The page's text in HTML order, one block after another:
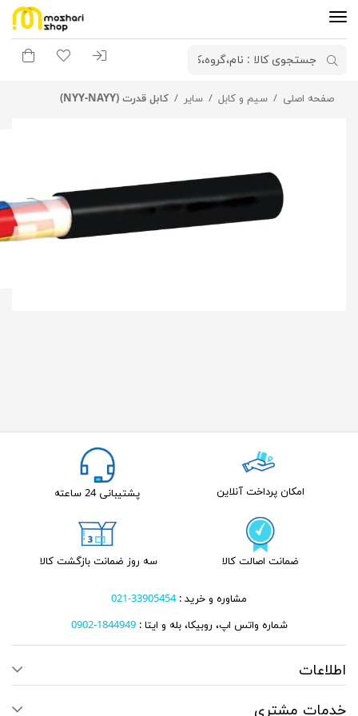
لیست مورد علاقه
سبد خرید
و کابل سایر کابل قدرت (NYY-NAYY)
پشتیبانی 24 ساعته
سه روز ضمانت بازگشت کالا
33905454-021
اپ، روبیکا، بله و ایتا : 1844949-0902